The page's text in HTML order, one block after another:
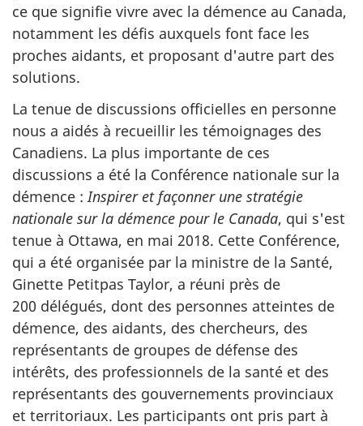
ce que signifie vivre avec la démence au Canada,
notamment les défis auxquels font face les
proches aidants, et proposant d'autre part des
solutions.
La tenue de discussions officielles en personne
nous a aidés à recueillir les témoignages des
Canadiens. La plus importante de ces
discussions a été la Conférence nationale sur la
démence : Inspirer et façonner une stratégie
nationale sur la démence pour le Canada, qui s'est
tenue à Ottawa, en mai 2018. Cette Conférence,
qui a été organisée par la ministre de la Santé,
Ginette Petitpas Taylor, a réuni près de
200 délégués, dont des personnes atteintes de
démence, des aidants, des chercheurs, des
représentants de groupes de défense des
intérêts, des professionnels de la santé et des
représentants des gouvernements provinciaux
et territoriaux. Les participants ont pris part à